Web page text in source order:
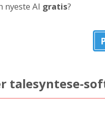
AI gratis?
talesyntese-